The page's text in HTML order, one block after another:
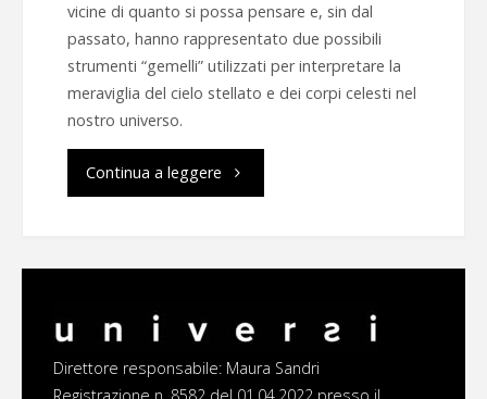
vicine di quanto si possa pensare e, sin dal
passato, hanno rappresentato due possibili
strumenti “gemelli” utilizzati per interpretare la
meraviglia del cielo stellato e dei corpi celesti nel
nostro universo.
Continua a leggere"La
per
l’universo"
Direttore responsabile: Maura Sandri